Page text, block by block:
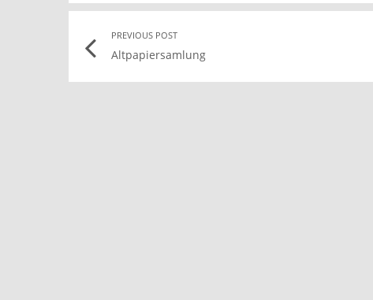
Post
navigation
PREVIOUS POST
Altpapiersamlung
link